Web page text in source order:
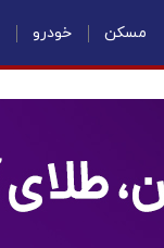
مسکن خودرو